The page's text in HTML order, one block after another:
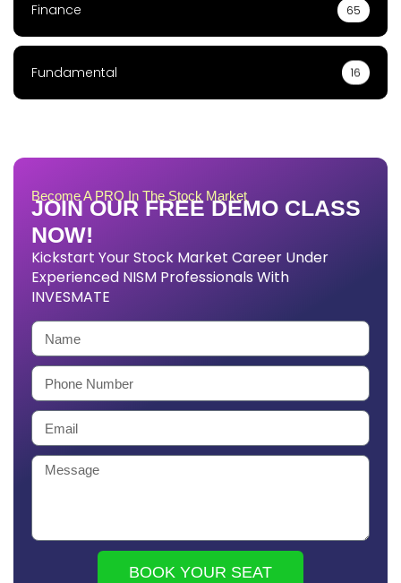
Finance 65
Fundamental 16
Become A PRO In The Stock Market
JOIN OUR FREE DEMO CLASS
NOW!
Kickstart Your Stock Market Career Under
Experienced NISM Professionals With
INVESMATE
BOOK YOUR SEAT